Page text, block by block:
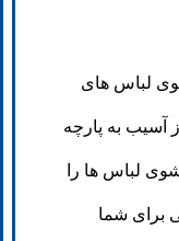
لباس های
آسیب به پارچه
لباس ها را
برای شما